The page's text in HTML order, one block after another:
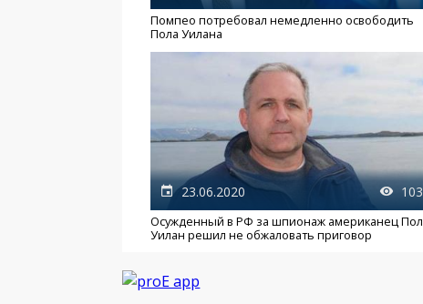
Помпео потребовал немедленно освободить
Пола Уилана
23.06.2020 103
Осужденный в РФ за шпионаж американец Пол
Уилан решил не обжаловать приговор